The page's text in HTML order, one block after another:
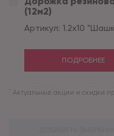
(12м2)
Артикул: 1.2х10
ПОДРОБНЕЕ
* Актуальные акции и скидки